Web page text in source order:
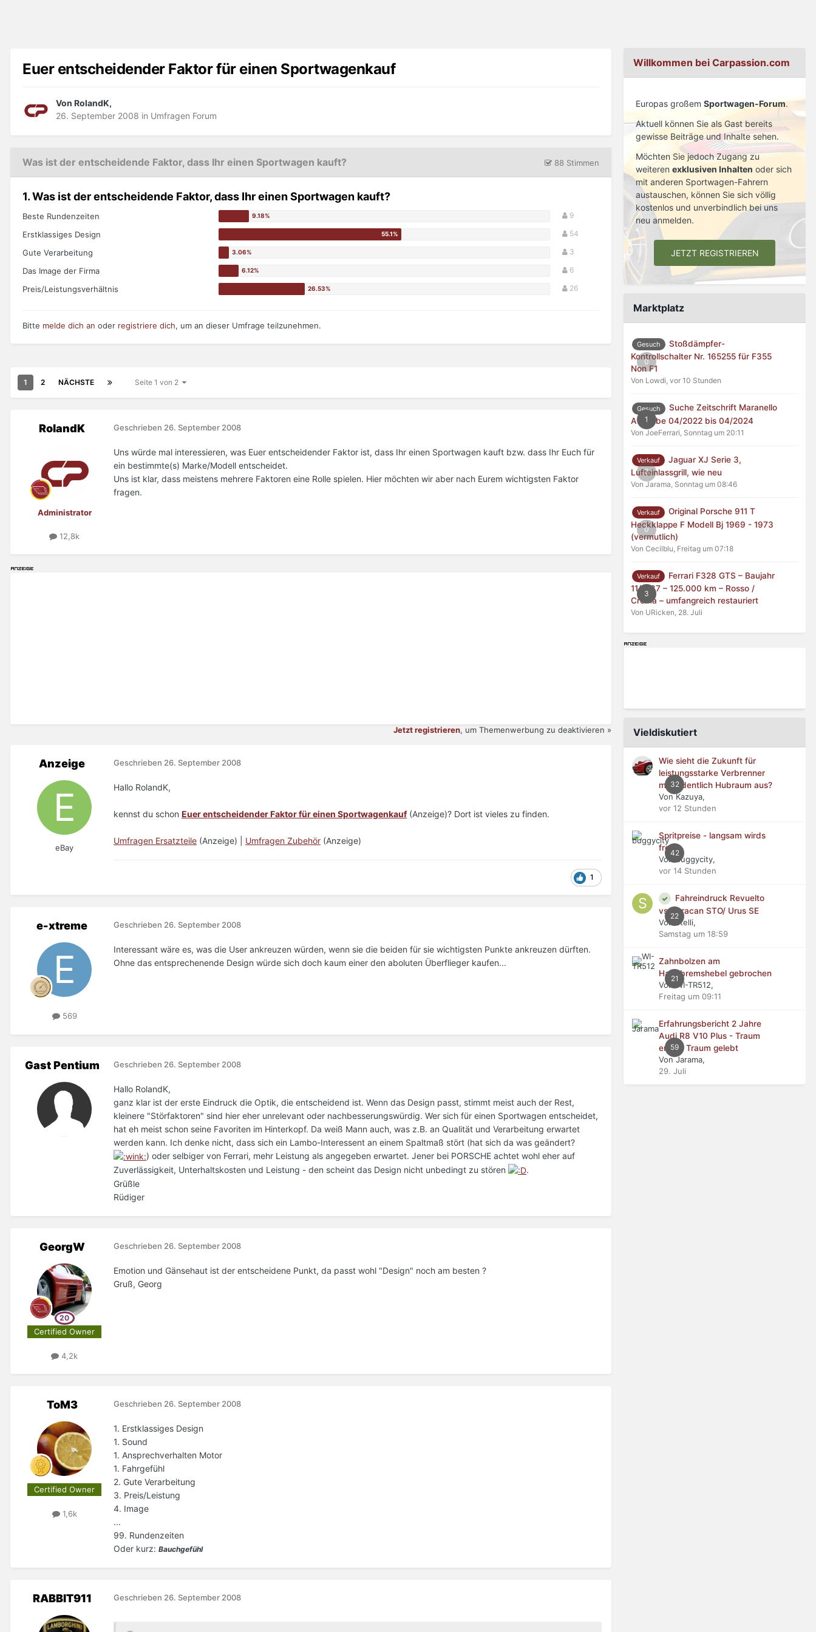
Euer entscheidender Faktor für einen Sportwagenkauf
Von RolandK,
26. September 2008 in Umfragen Forum
Was ist der entscheidende Faktor, dass Ihr einen Sportwagen kauft? 88 Stimmen
1. Was ist der entscheidende Faktor, dass Ihr einen Sportwagen kauft?
Beste Rundenzeiten 9
Erstklassiges Design 54
Gute Verarbeitung 3
Das Image der Firma 6
Preis/Leistungsverhältnis 26
Bitte melde dich an oder registriere dich, um an dieser Umfrage teilzunehmen.
1 2 NÄCHSTE Seite 1 von 2
RolandK
Administrator
12,8k
Geschrieben 26. September 2008
Uns würde mal interessieren, was Euer entscheidender Faktor ist, dass Ihr einen Sportwagen kauft bzw. dass Ihr Euch für
ein bestimmte(s) Marke/Modell entscheidet.
Uns ist klar, dass meistens mehrere Faktoren eine Rolle spielen. Hier möchten wir aber nach Eurem wichtigsten Faktor
fragen.
Jetzt registrieren, um Themenwerbung zu deaktivieren »
Anzeige
eBay
Geschrieben 26. September 2008
Hallo RolandK,
kennst du schon Euer entscheidender Faktor für einen Sportwagenkauf(Anzeige)? Dort ist vieles zu finden.
Umfragen Ersatzteile (Anzeige) | Umfragen Zubehör (Anzeige)
1
e-xtreme
569
Geschrieben 26. September 2008
Interessant wäre es, was die User ankreuzen würden, wenn sie die beiden für sie wichtigsten Punkte ankreuzen dürften.
Ohne das entsprechenende Design würde sich doch kaum einer den aboluten Überflieger kaufen...
Gast Pentium Geschrieben 26. September 2008
Hallo RolandK,
ganz klar ist der erste Eindruck die Optik, die entscheidend ist. Wenn das Design passt, stimmt meist auch der Rest,
kleinere "Störfaktoren" sind hier eher unrelevant oder nachbesserungswürdig. Wer sich für einen Sportwagen entscheidet,
hat eh meist schon seine Favoriten im Hinterkopf. Da weiß Mann auch, was z.B. an Qualität und Verarbeitung erwartet
werden kann. Ich denke nicht, dass sich ein Lambo-Interessent an einem Spaltmaß stört (hat sich da was geändert?
) oder selbiger von Ferrari, mehr Leistung als angegeben erwartet. Jener bei PORSCHE achtet wohl eher auf
Zuverlässigkeit, Unterhaltskosten und Leistung - den scheint das Design nicht unbedingt zu stören
.
Grüßle
Rüdiger
GeorgW
Certified Owner
4,2k
Geschrieben 26. September 2008
Emotion und Gänsehaut ist der entscheidene Punkt, da passt wohl "Design" noch am besten ?
Gruß, Georg
ToM3
Certified Owner
1,6k
Geschrieben 26. September 2008
1. Erstklassiges Design
1. Sound
1. Ansprechverhalten Motor
1. Fahrgefühl
2. Gute Verarbeitung
3. Preis/Leistung
4. Image
...
99. Rundenzeiten
Oder kurz: Bauchgefühl
RABBIT911 Geschrieben 26. September 2008
Willkommen bei Carpassion.com
Europas großem Sportwagen-Forum.
Aktuell können Sie als Gast bereits
gewisse Beiträge und Inhalte sehen.
Möchten Sie jedoch Zugang zu
weiteren exklusiven Inhalten oder sich
mit anderen Sportwagen-Fahrern
austauschen, können Sie sich völlig
kostenlos und unverbindlich bei uns
neu anmelden.
JETZT REGISTRIEREN
Marktplatz
0
Gesuch
Stoßdämpfer-
Kontrollschalter Nr. 165255 für F355
Non F1
Von Lowdi, vor 10 Stunden
1
Gesuch
Suche Zeitschrift Maranello
Ausgabe 04/2022 bis 04/2024
Von JoeFerrari, Sonntag um 20:11
0
Verkauf
Jaguar XJ Serie 3,
Lufteinlassgrill, wie neu
Von Jarama, Sonntag um 08:46
0
Verkauf
Original Porsche 911 T
Heckklappe F Modell Bj 1969 - 1973
(vermutlich)
Von Cecilblu, Freitag um 07:18
3
Verkauf
Ferrari F328 GTS – Baujahr
11/1987 – 125.000 km – Rosso /
Crema – umfangreich restauriert
Von URicken, 28. Juli
Vieldiskutiert
32
Wie sieht die Zukunft für
leistungsstarke Verbrenner
mit ordentlich Hubraum aus?
Von Kazuya,
vor 12 Stunden
42
Spritpreise - langsam wirds
frech
Von buggycity,
vor 14 Stunden
22
Fahreindruck Revuelto
vs Huracan STO/ Urus SE
Von stelli,
Samstag um 18:59
21
Zahnbolzen am
Handbremshebel gebrochen
Von WI-TR512,
Freitag um 09:11
59
Erfahrungsbericht 2 Jahre
Audi R8 V10 Plus - Traum
erfüllt, Traum gelebt
Von Jarama,
29. Juli